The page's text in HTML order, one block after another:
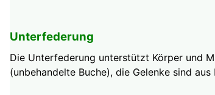
Unterfederung
Die Unterfederung unterstützt Körper und
(unbehandelte Buche), die Gelenke sind